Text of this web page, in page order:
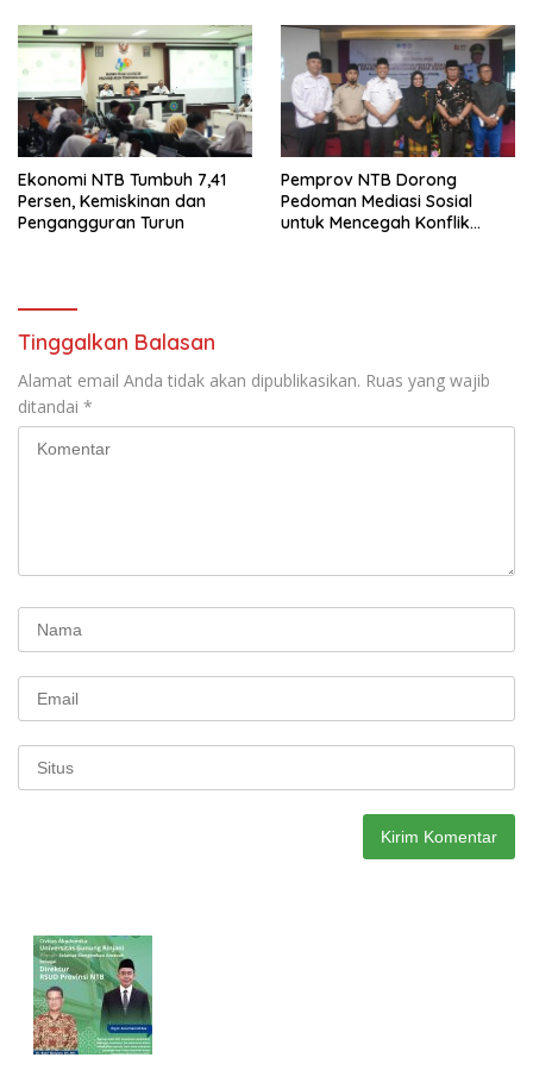
Ekonomi NTB Tumbuh 7,41
Persen, Kemiskinan dan
Pengangguran Turun
Pemprov NTB Dorong
Pedoman Mediasi Sosial
untuk Mencegah Konflik
Tinggalkan Balasan
Alamat email Anda tidak akan dipublikasikan. Ruas yang wajib
ditandai *